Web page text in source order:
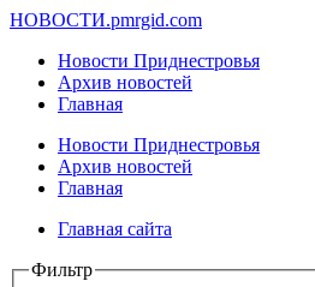
НОВОСТИ.pmrgid.com
Новости Приднестровья
Архив новостей
Главная
Новости Приднестровья
Архив новостей
Главная
Главная сайта
Фильтр